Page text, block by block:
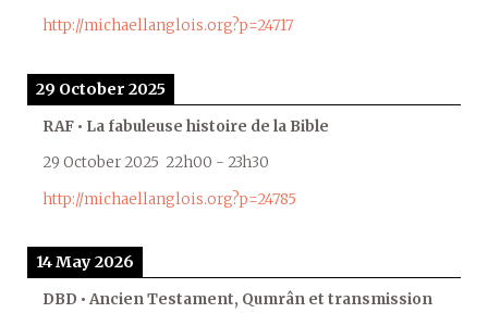
http://michaellanglois.org?p=24717
29 October 2025
RAF • La fabuleuse histoire de la Bible
29 October 2025 22h00 - 23h30
http://michaellanglois.org?p=24785
14 May 2026
DBD • Ancien Testament, Qumrân et transmission